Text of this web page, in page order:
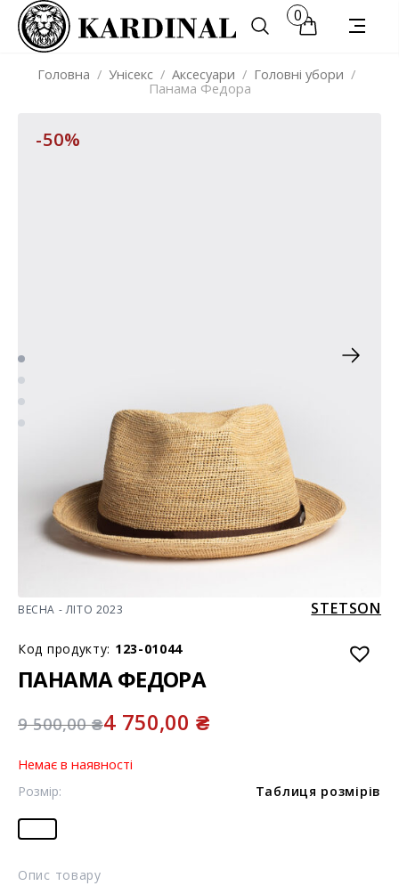
0
Головна / Унісекс / Аксесуари / Головні убори /
Панама Федора
-50%
ВЕСНА - ЛІТО 2023 STETSON
Код продукту: 123-01044
ПАНАМА ФЕДОРА
9 500,00₴4 750,00₴
Немає в наявності
Розмір: Таблиця розмірів
Опис товару